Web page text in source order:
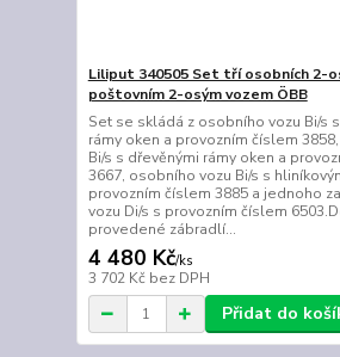
Liliput 340505 Set tří osobních 2-
poštovním 2-osým vozem ÖBB
Set se skládá z osobního vozu Bi/s
rámy oken a provozním číslem
Bi/s s dřevěnými rámy oken a
3667, osobního vozu Bi/s s
provozním číslem 3885 a jednoho
vozu Di/s s provozním číslem
provedené zábradlí...
4 480 Kč/ks
3 702 Kč bez DPH
Přidat do